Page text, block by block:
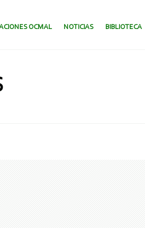
OCMAL NOTICIAS BIBLIOTECA